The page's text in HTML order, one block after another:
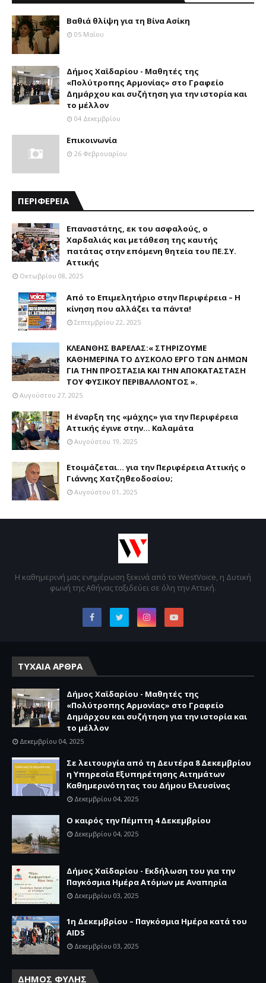
Βαθιά θλίψη για τη Βίνα Ασίκη
05 Μαΐου
Δήμος Χαϊδαρίου - Μαθητές της
«Πολύτροπης Αρμονίας» στο Γραφείο
Δημάρχου και συζήτηση για την ιστορία και
το μέλλον
04 Δεκεμβρίου
Επικοινωνία
26 Φεβρουαρίου
ΠΕΡΙΦΕΡΕΙΑ
Επαναστάτης, εκ του ασφαλούς, ο
Χαρδαλιάς και μετάθεση της καυτής
πατάτας στην επόμενη θητεία του ΠΕ.ΣΥ.
Αττικής
Οκτωβρίου 08, 2025
Από το Επιμελητήριο στην Περιφέρεια – Η
κίνηση που αλλάζει τα πάντα!
Σεπτεμβρίου 22, 2025
ΚΛΕΑΝΘΗΣ ΒΑΡΕΛΑΣ:« ΣΤΗΡΙΖΟΥΜΕ
ΚΑΘΗΜΕΡΙΝΑ ΤΟ ΔΥΣΚΟΛΟ ΕΡΓΟ ΤΩΝ ΔΗΜΩΝ
ΓΙΑ ΤΗΝ ΠΡΟΣΤΑΣΙΑ ΚΑΙ ΤΗΝ ΑΠΟΚΑΤΑΣΤΑΣΗ
ΤΟΥ ΦΥΣΙΚΟΥ ΠΕΡΙΒΑΛΛΟΝΤΟΣ ».
Αυγούστου 27, 2025
Η έναρξη της «μάχης» για την Περιφέρεια
Αττικής έγινε στην... Καλαμάτα
Αυγούστου 19, 2025
Ετοιμάζεται... για την Περιφέρεια Αττικής ο
Γιάννης Χατζηθεοδοσίου;
Αυγούστου 01, 2025
Η καθημερινή μας ενημέρωση ξεκινά από το WestVoice, η Δυτική
φωνή της Αθήνας ταξιδεύει σε όλη την Αττική.
ΤΥΧΑΙΑ ΑΡΘΡΑ
Δήμος Χαϊδαρίου - Μαθητές της
«Πολύτροπης Αρμονίας» στο Γραφείο
Δημάρχου και συζήτηση για την ιστορία και
το μέλλον
Δεκεμβρίου 04, 2025
Σε λειτουργία από τη Δευτέρα 8 Δεκεμβρίου
η Υπηρεσία Εξυπηρέτησης Αιτημάτων
Καθημερινότητας του Δήμου Ελευσίνας
Δεκεμβρίου 04, 2025
Ο καιρός την Πέμπτη 4 Δεκεμβρίου
Δεκεμβρίου 04, 2025
Δήμος Χαϊδαρίου - Εκδήλωση του για την
Παγκόσμια Ημέρα Ατόμων με Αναπηρία
Δεκεμβρίου 03, 2025
1η Δεκεμβρίου – Παγκόσμια Ημέρα κατά του
AIDS
Δεκεμβρίου 03, 2025
ΔΗΜΟΣ ΦΥΛΗΣ